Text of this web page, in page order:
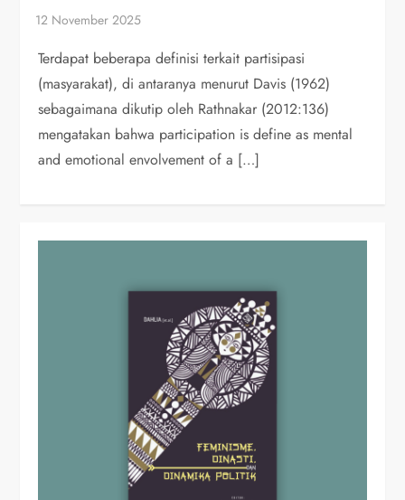
Terdapat beberapa definisi terkait partisipasi
(masyarakat), di antaranya menurut Davis (1962)
sebagaimana dikutip oleh Rathnakar (2012:136)
mengatakan bahwa participation is define as mental
and emotional envolvement of a […]